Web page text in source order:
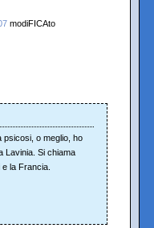
modiFICAto
psicosi, o meglio, ho
Lavinia. Si chiama
la Francia.